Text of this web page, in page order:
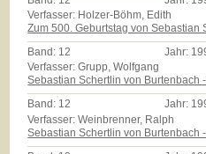
Verfasser: Holzer-Böhm, Edith
Zum 500. Geburtstag von Sebastian
Band: 12 Jahr:
Verfasser: Grupp, Wolfgang
Sebastian Schertlin von Burtenbach
Band: 12 Jahr:
Verfasser: Weinbrenner, Ralph
Sebastian Schertlin von Burtenbach -